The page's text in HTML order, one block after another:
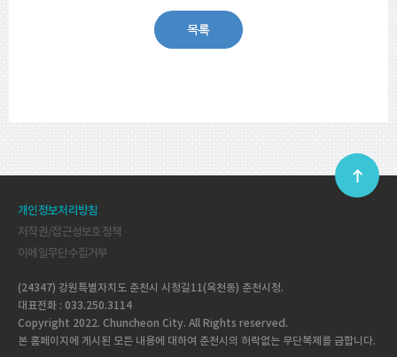
개인정보처리방침
저작권/접근성보호정책
이메일무단수집거부
(24347) 강원특별자치도 춘천시 시청길11(옥천동) 춘천시청.
대표전화 : 033.250.3114
Copyright 2022. Chuncheon City. All Rights reserved.
본 홈페이지에 게시된 모든 내용에 대하여 춘천시의 허락없는 무단복제를 금합니다.